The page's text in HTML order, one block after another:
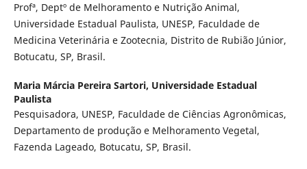
Profª, Deptº de Melhoramento e Nutrição Animal,
Universidade Estadual Paulista, UNESP, Faculdade de
Medicina Veterinária e Zootecnia, Distrito de Rubião Júnior,
Botucatu, SP, Brasil.
Maria Márcia Pereira Sartori, Universidade Estadual
Paulista
Pesquisadora, UNESP, Faculdade de Ciências Agronômicas,
Departamento de produção e Melhoramento Vegetal,
Fazenda Lageado, Botucatu, SP, Brasil.